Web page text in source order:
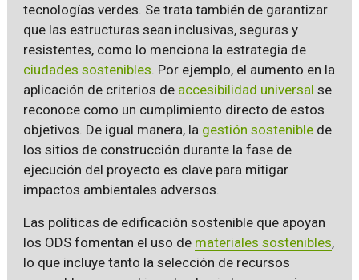
tecnologías verdes. Se trata también de garantizar
que las estructuras sean inclusivas, seguras y
resistentes, como lo menciona la estrategia de
ciudades sostenibles. Por ejemplo, el aumento en la
aplicación de criterios de accesibilidad universal se
reconoce como un cumplimiento directo de estos
objetivos. De igual manera, la gestión sosteniblede
los sitios de construcción durante la fase de
ejecución del proyecto es clave para mitigar
impactos ambientales adversos.
Las políticas de edificación sostenible que apoyan
los ODS fomentan el uso de materiales sostenibles,
lo que incluye tanto la selección de recursos